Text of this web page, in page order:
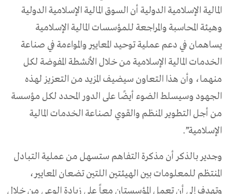
المالية الإسلامية الدولية أن السوق المالية الإسلامية الدولية
وهيئة المحاسبة والمراجعة للمؤسسات المالية الإسلامية
يساهمان في دعم عملية توحيد المعايير والمواءمة في صناعة
الخدمات المالية الإسلامية من خلال الأنشطة المفوضة لكل
منهما، وأن هذا التعاون سيضيف المزيد من التعزيز لهذه
الجهود وسيسلط الضوء أيضًا على الدور المحدد لكل مؤسسة
من أجل التطوير المنظم والقوي لصناعة الخدمات المالية
الإسلامية”.
وجدير بالذكر أن مذكرة التفاهم ستسهل من عملية التبادل
المنتظم للمعلومات بين الهيئتين اللتين تضعان المعايير،
وتهدف إلى أن تعمل المؤسستان معاً على زيادة الوعي من خلال